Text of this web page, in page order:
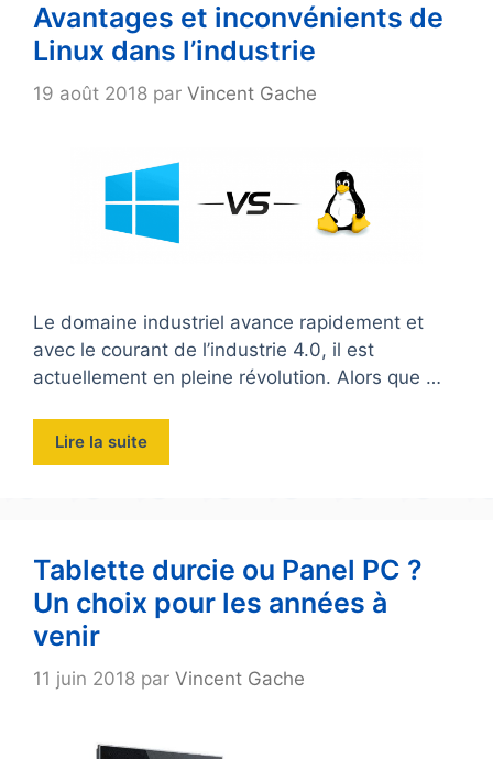
Avantages et inconvénients de
Linux dans l’industrie
19 août 2018 par Vincent Gache
Le domaine industriel avance rapidement et
avec le courant de l’industrie 4.0, il est
actuellement en pleine révolution. Alors que …
Lire la suite
Tablette durcie ou Panel PC ?
Un choix pour les années à
venir
11 juin 2018 par Vincent Gache